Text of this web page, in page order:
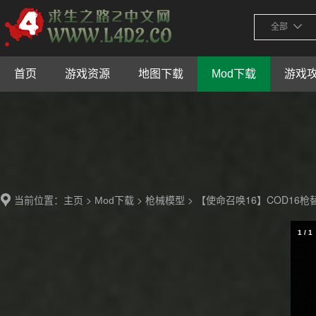
全部
首页 游戏资源 地图下载 Mod下载 游戏
当前位置： 主页 > Mod下载 > 枪械模型 > 【使命召唤16】COD16枪
1 / 1